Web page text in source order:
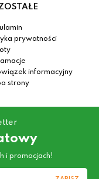
prywatności
informacyjny
strony
i promocjach!